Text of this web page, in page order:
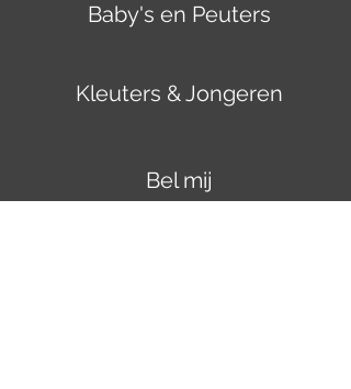
Bel mij
Baby's en Peuters
Kleuters & Jongeren